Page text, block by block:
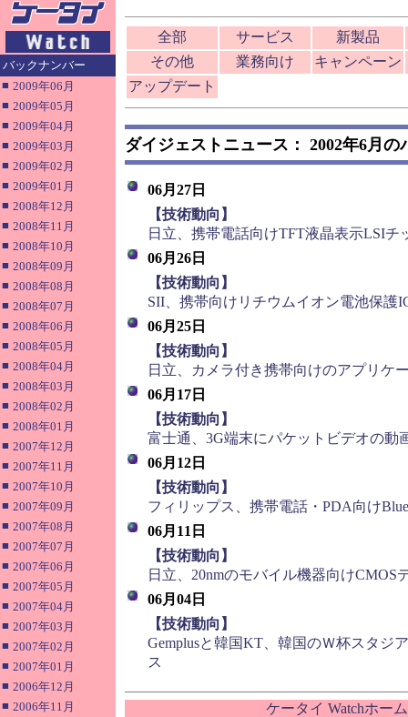
バックナンバー
■ 2009年06月
■ 2009年05月
■ 2009年04月
■ 2009年03月
■ 2009年02月
■ 2009年01月
■ 2008年12月
■ 2008年11月
■ 2008年10月
■ 2008年09月
■ 2008年08月
■ 2008年07月
■ 2008年06月
■ 2008年05月
■ 2008年04月
■ 2008年03月
■ 2008年02月
■ 2008年01月
■ 2007年12月
■ 2007年11月
■ 2007年10月
■ 2007年09月
■ 2007年08月
■ 2007年07月
■ 2007年06月
■ 2007年05月
■ 2007年04月
■ 2007年03月
■ 2007年02月
■ 2007年01月
■ 2006年12月
■ 2006年11月
全部 サービス
新製品
その他
業務向け キャンペーン
アップデート
ダイジェストニュース： 2002年6月の
06月27日
【技術動向】
日立、携帯電話向けTFT液晶表示LSIチ
06月26日
【技術動向】
SII、携帯向けリチウムイオン電池保護
06月25日
【技術動向】
日立、カメラ付き携帯向けのアプリケ
06月17日
【技術動向】
富士通、3G端末にパケットビデオの動
06月12日
【技術動向】
フィリップス、携帯電話・PDA向け
06月11日
【技術動向】
日立、20nmのモバイル機器向けCMOS
06月04日
【技術動向】
Gemplusと韓国KT、韓国のＷ杯スタジ
ス
ケータイ Watchホー